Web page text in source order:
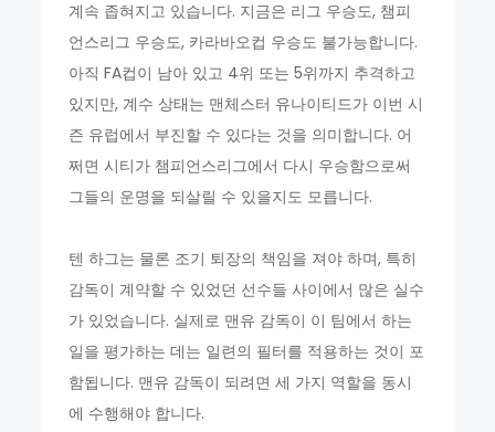
계속 좁혀지고 있습니다. 지금은 리그 우승도, 챔피
언스리그 우승도, 카라바오컵 우승도 불가능합니다.
아직 FA컵이 남아 있고 4위 또는 5위까지 추격하고
있지만, 계수 상태는 맨체스터 유나이티드가 이번 시
즌 유럽에서 부진할 수 있다는 것을 의미합니다. 어
쩌면 시티가 챔피언스리그에서 다시 우승함으로써
그들의 운명을 되살릴 수 있을지도 모릅니다.
텐 하그는 물론 조기 퇴장의 책임을 져야 하며, 특히
감독이 계약할 수 있었던 선수들 사이에서 많은 실수
가 있었습니다. 실제로 맨유 감독이 이 팀에서 하는
일을 평가하는 데는 일련의 필터를 적용하는 것이 포
함됩니다. 맨유 감독이 되려면 세 가지 역할을 동시
에 수행해야 합니다.